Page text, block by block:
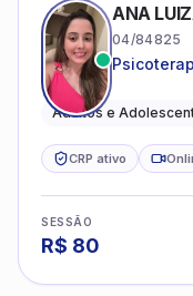
ANA
04/84825
Adultos e
CRP ativo
SESSÃO
R$ 80